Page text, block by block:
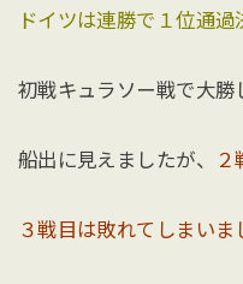
ドイツは連勝で１位通過
初戦キュラソー戦で大勝
船出に見えましたが、 ２
３戦目は敗れてしまいま